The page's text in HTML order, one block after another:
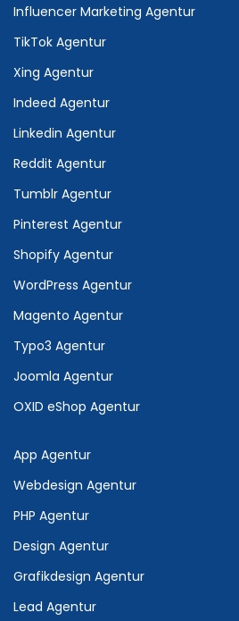
Influencer Marketing Agentur
TikTok Agentur
Xing Agentur
Indeed Agentur
Linkedin Agentur
Reddit Agentur
Tumblr Agentur
Pinterest Agentur
Shopify Agentur
WordPress Agentur
Magento Agentur
Typo3 Agentur
Joomla Agentur
OXID eShop Agentur
App Agentur
Webdesign Agentur
PHP Agentur
Design Agentur
Grafikdesign Agentur
Lead Agentur